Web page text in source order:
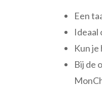
Een
Ideaal
Kun
Bij de